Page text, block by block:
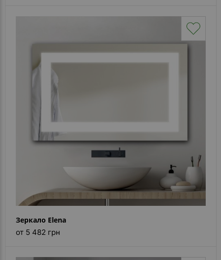
Зеркало Elena
от 5 482 грн